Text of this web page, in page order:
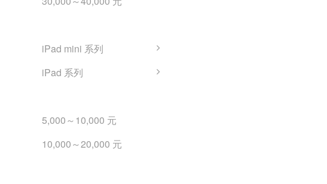
iPad mini 系列
iPad 系列
5,000～10,000 元
10,000～20,000 元